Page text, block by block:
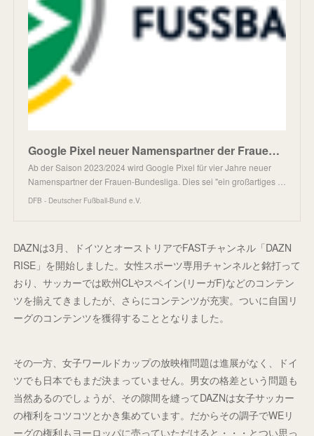
Google Pixel neuer Namenspartner der Frauen-Bundesliga ab Saison 2023/2024
Ab der Saison 2023/2024 wird Google Pixel für vier Jahre neuer
Namenspartner der Frauen-Bundesliga. Dies sei "ein großartiges …
DFB - Deutscher Fußball-Bund e.V.
DAZNは3月、ドイツとオーストリアでFASTチャンネル「DAZN
RISE」を開始しました。女性スポーツ専用チャンネルと銘打って
おり、サッカーでは欧州CLやスペイン(リーガF)などのコンテン
ツを揃えてきましたが、さらにコンテンツが充実。ついに自国リ
ーグのコンテンツを獲得することとなりました。
その一方、女子ワールドカップの放映権問題は進展がなく、ドイ
ツでも日本でもまだ決まっていません。男女の格差という問題も
当然あるのでしょうが、その隙間を縫ってDAZNは女子サッカー
の権利をコツコツとかき集めています。だからその調子でWEリ
ーグの権利もヨーロッパに売っていただけると・・・とつい思っ